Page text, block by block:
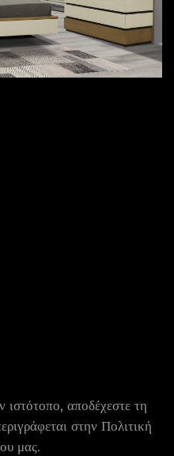
ιστότοπο, αποδέχεστε τη
στην Πολιτική
μας.